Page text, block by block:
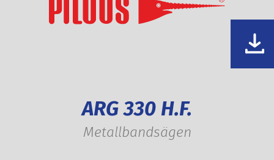
ARG 330 H.F.
Metallbandsägen